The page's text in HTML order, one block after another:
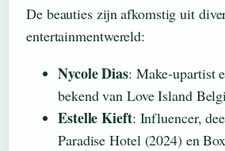
De beauties zijn afkomstig uit
entertainmentwereld:
Nycole Dias: Make-upartist
bekend van Love Island
Estelle Kieft: Influencer,
Paradise Hotel (2024) en